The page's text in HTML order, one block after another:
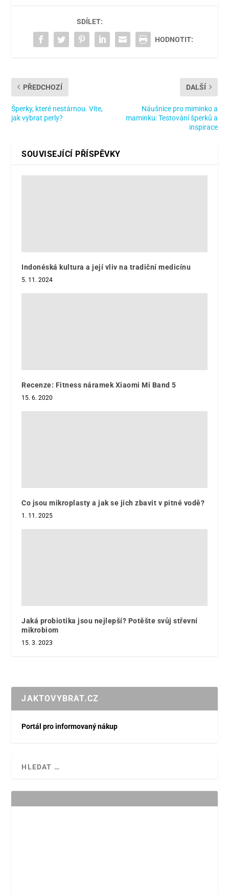
SDÍLET:
HODNOTIT:
PŘEDCHOZÍ
Šperky, které nestárnou. Víte,
jak vybrat perly?
DALŠÍ
Náušnice pro miminko a
maminku: Testování šperků a
inspirace
SOUVISEJÍCÍ PŘÍSPĚVKY
Indonéská kultura a její vliv na tradiční medicínu
5. 11. 2024
Recenze: Fitness náramek Xiaomi Mi Band 5
15. 6. 2020
Co jsou mikroplasty a jak se jich zbavit v pitné vodě?
1. 11. 2025
Jaká probiotika jsou nejlepší? Potěšte svůj střevní
mikrobiom
15. 3. 2023
JAKTOVYBRAT.CZ
Portál pro informovaný nákup